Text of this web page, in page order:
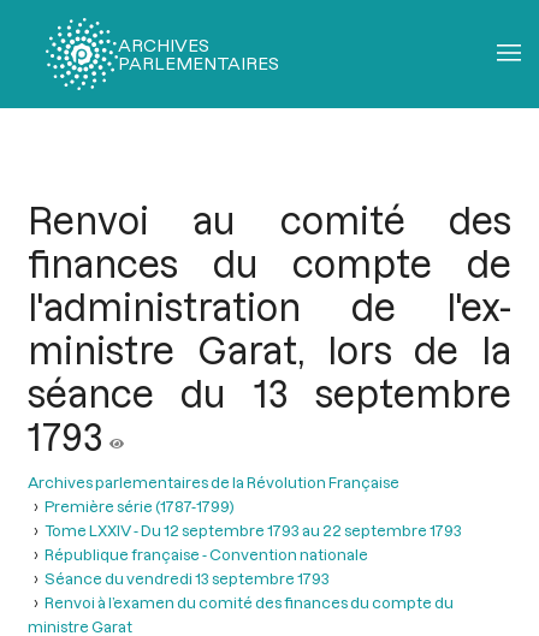
ARCHIVES
PARLEMENTAIRES
Renvoi au comité des
finances du compte de
l'administration de l'ex-
ministre Garat, lors de la
séance du 13 septembre
1793
Archives parlementaires de la Révolution Française
Première série (1787-1799)
Tome LXXIV - Du 12 septembre 1793 au 22 septembre 1793
République française - Convention nationale
Séance du vendredi 13 septembre 1793
Renvoi à l’examen du comité des finances du compte du
ministre Garat